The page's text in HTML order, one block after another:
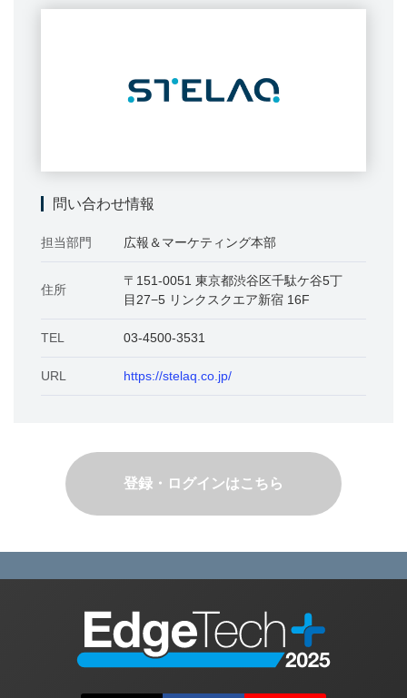
問い合わせ情報
担当部門 広報＆マーケティング本部
住所
〒151-0051 東京都渋谷区千駄ケ谷5丁
目27−5 リンクスクエア新宿 16F
TEL 03-4500-3531
URL https://stelaq.co.jp/
登録・ログインはこちら
英文での広告案内にご注意
大阪開催展
出展のお問い合わせ
視聴登録・ログイン